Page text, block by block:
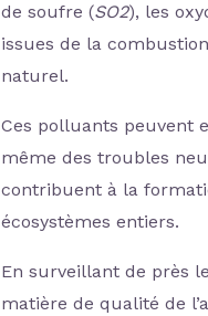
de soufre (SO2), les
issues de la
naturel.
Ces polluants peuvent
même des troubles
contribuent à la
écosystèmes entiers.
En surveillant de près
matière de qualité de